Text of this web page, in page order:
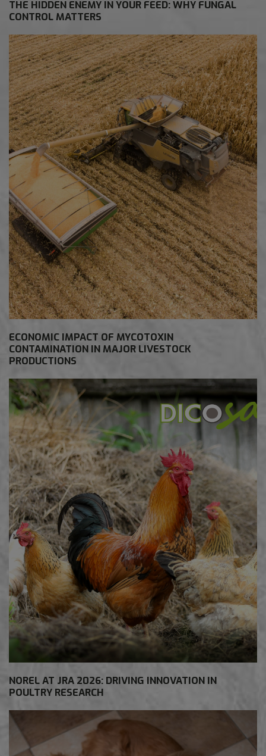
THE HIDDEN ENEMY IN YOUR FEED: WHY FUNGAL
CONTROL MATTERS
ECONOMIC IMPACT OF MYCOTOXIN
CONTAMINATION IN MAJOR LIVESTOCK
PRODUCTIONS
NOREL AT JRA 2026: DRIVING INNOVATION IN
POULTRY RESEARCH